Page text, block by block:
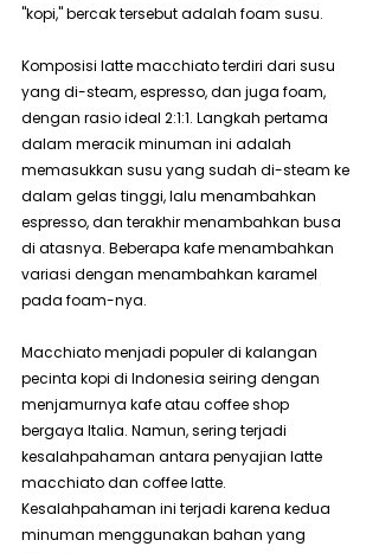
"kopi," bercak tersebut adalah foam susu.
Komposisi latte macchiato terdiri dari susu
yang di-steam, espresso, dan juga foam,
dengan rasio ideal 2:1:1. Langkah pertama
dalam meracik minuman ini adalah
memasukkan susu yang sudah di-steam ke
dalam gelas tinggi, lalu menambahkan
espresso, dan terakhir menambahkan busa
di atasnya. Beberapa kafe menambahkan
variasi dengan menambahkan karamel
pada foam-nya.
Macchiato menjadi populer di kalangan
pecinta kopi di Indonesia seiring dengan
menjamurnya kafe atau coffee shop
bergaya Italia. Namun, sering terjadi
kesalahpahaman antara penyajian latte
macchiato dan coffee latte.
Kesalahpahaman ini terjadi karena kedua
minuman menggunakan bahan yang